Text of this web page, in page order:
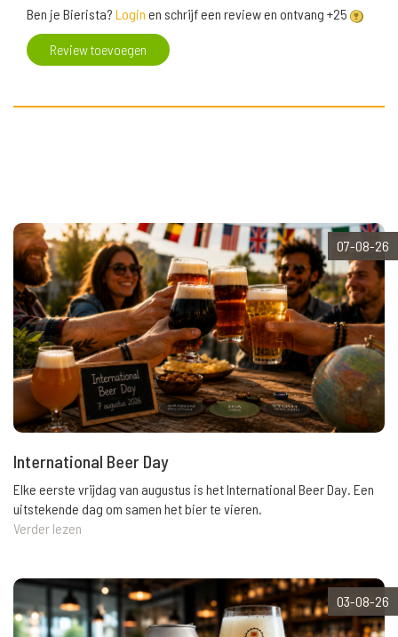
Ben je Bierista? Login en schrijf een review en ontvang +25
Review toevoegen
07-08-26
International Beer Day
Elke eerste vrijdag van augustus is het International Beer Day. Een
uitstekende dag om samen het bier te vieren.
Verder lezen
03-08-26